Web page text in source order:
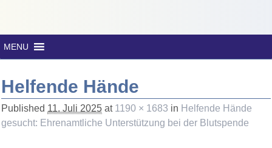
MENU
Helfende Hände
Published 11. Juli 2025 at 1190 × 1683 in Helfende Hände
gesucht: Ehrenamtliche Unterstützung bei der Blutspende